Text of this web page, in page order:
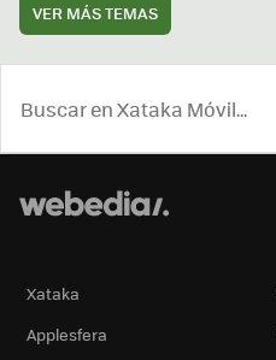
VER MÁS TEMAS
Xataka
Applesfera